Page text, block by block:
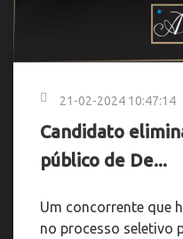
21-02-2024 10:47:14
Candidato
público de De...
Um concorrente que
no processo seletivo